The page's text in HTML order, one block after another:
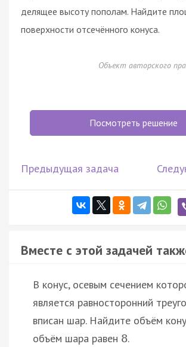
делящее высоту пополам. Найдите
поверхности отсечённого конуса.
Объект авторского
Посмотреть решение
Предыдущая задача
Вместе с этой задачей
В конус, осевым сечением
является равносторонний
вписан шар. Найдите объём
объём шара равен 8.